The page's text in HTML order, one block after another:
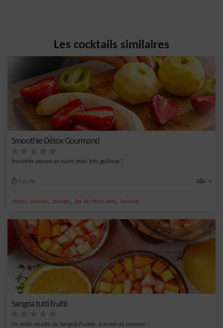
Les cocktails similaires
Smoothie Détox Gourmand
Smoothie pauvre en sucre mais très goûteux !
Facile 4
citron, ananas, orange, jus de citron vert, banane
Sangria tutti fruitti
Un belle recette de Sangria fruitée, à tester et savourer !